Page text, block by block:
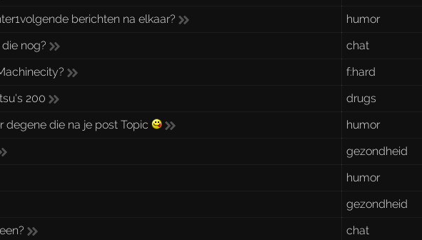
berichten na elkaar? humor
nog? chat
f:hard
200 drugs
degene die na je post Topic humor
gezondheid
humor
gezondheid
chat